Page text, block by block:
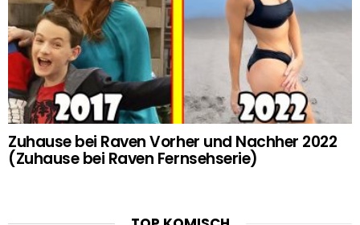
Zuhause bei Raven Vorher und Nachher 2022
(Zuhause bei Raven Fernsehserie)